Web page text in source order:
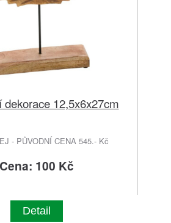
dekorace 12,5x6x27cm
- PŮVODNÍ CENA 545.- Kč
Cena: 100 Kč
Detail